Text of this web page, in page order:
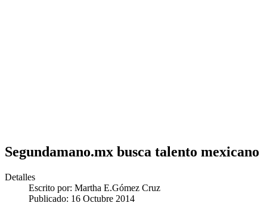
Segundamano.mx busca talento mexicano
Detalles
Escrito por: Martha E.Gómez Cruz
Publicado: 16 Octubre 2014